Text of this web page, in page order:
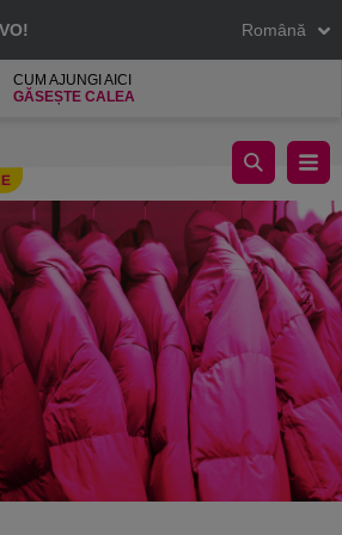
Română
CUM AJUNGI AICI
GĂSEȘTE CALEA
mai importante trenduri din 2023 și